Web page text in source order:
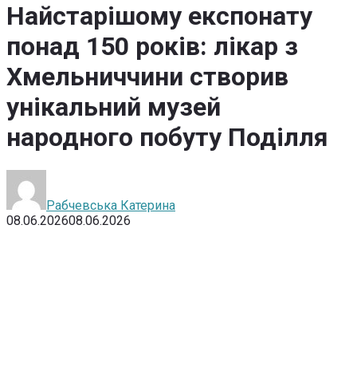
Найстарішому експонату
понад 150 років: лікар з
Хмельниччини створив
унікальний музей
народного побуту Поділля
Рабчевська Катерина
08.06.202608.06.2026